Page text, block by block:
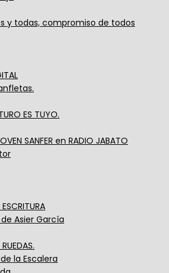
y todas, compromiso de todos
ES TUYO.
SANFER en RADIO JABATO
Asier García
la Escalera